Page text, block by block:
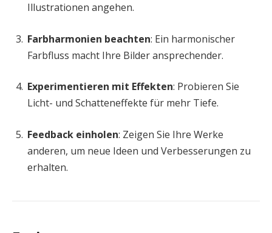
Illustrationen angehen.
Farbharmonien beachten: Ein harmonischer
Farbfluss macht Ihre Bilder ansprechender.
Experimentieren mit Effekten: Probieren Sie
Licht- und Schatteneffekte für mehr Tiefe.
Feedback einholen: Zeigen Sie Ihre Werke
anderen, um neue Ideen und Verbesserungen zu
erhalten.